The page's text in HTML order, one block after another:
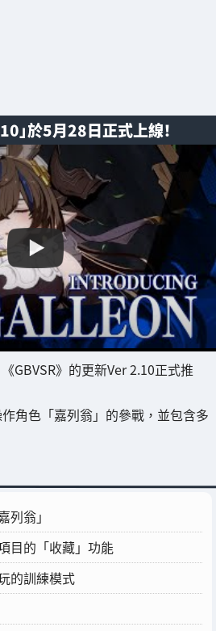
」於5月28日正式上線！
GBVSR》的更新Ver 2.10正式推
角色「嘉列翁」的參戰，並包含多
列翁」
目的「收藏」功能
的訓練模式